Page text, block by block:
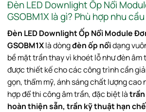
Đèn LED Downlight Ốp Nổi
GSOBM1X là gì? Phù hợp nhu
Đèn LED Downlight Ốp Nổi Module
GSOBM1Xlà dòngđèn ốp nổidạng
bề mặt trần thay vì khoét lỗ như đèn âm
được thiết kế cho các công trình cần
gọn, thẩm mỹ, ánh sáng chất lượng cao
hợp để thi công âm trần, đặc biệt là
hoàn thiện sẵn, trần kỹ thuật hạn